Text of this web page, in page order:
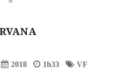
2018 1h33
VF